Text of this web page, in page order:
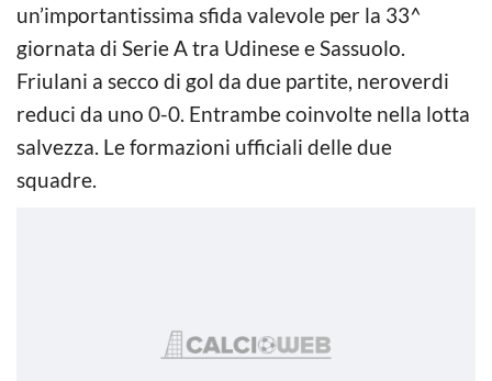
un’importantissima sfida valevole per la 33^
giornata di Serie A tra Udinese e Sassuolo.
Friulani a secco di gol da due partite, neroverdi
reduci da uno 0-0. Entrambe coinvolte nella lotta
salvezza. Le formazioni ufficiali delle due
squadre.